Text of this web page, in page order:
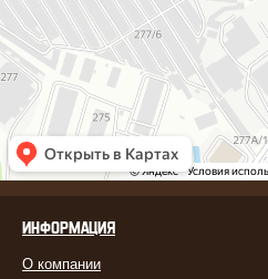
ИНФОРМАЦИЯ
О компании